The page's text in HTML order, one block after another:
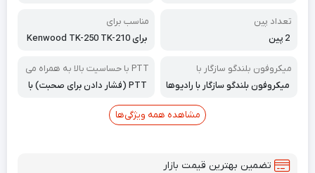
تعداد پین
2 پین
مناسب برای
برای Kenwood TK-250 TK-210
8S PUXING Retevis Walkie Tal
میکروفون بلندگو سازگار با
میکروفون بلندگو سازگار با رادیوها
feng UV-5R/5RA/5RA+/5RB/5
RC/5RD/5RE/5RE Plus. UV-82;
PTT با حساسیت بالا به همراه می
کروفونPTT (فشار دادن برای صحبت) با
ن، تماس هندزفری را فراهم می‌کن
د که به شما امکان برقراری تما
مشاهده همه ویژگی‌ها
تضمین بهترین قیمت بازار